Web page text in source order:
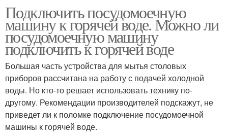
Подключить посудомоечную
машину к горячей воде. Можно ли
посудомоечную машину
подключить к горячей воде
Большая часть устройства для мытья столовых
приборов рассчитана на работу с подачей холодной
воды. Но кто-то решает использовать технику по-
другому. Рекомендации производителей подскажут, не
приведет ли к поломке подключение посудомоечной
машины к горячей воде.